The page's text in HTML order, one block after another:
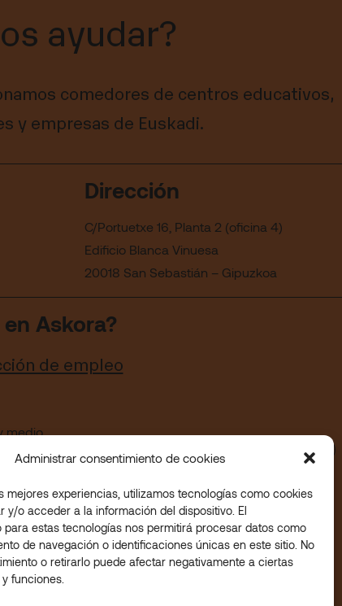
Administrar consentimiento de cookies
mejores experiencias, utilizamos tecnologías como cookies
y/o acceder a la información del dispositivo. El
para estas tecnologías nos permitirá procesar datos como
de navegación o identificaciones únicas en este sitio. No
o retirarlo puede afectar negativamente a ciertas
funciones.
ayudar?
comedores de centros educativos,
y empresas de Euskadi.
Dirección
C/Portuetxe 16, Planta 2 (oficina 4)
Edificio Blanca Vinuesa
20018 San Sebastián – Gipuzkoa
Askora?
de empleo
medio